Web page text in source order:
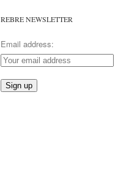
REBRE NEWSLETTER
Email address: